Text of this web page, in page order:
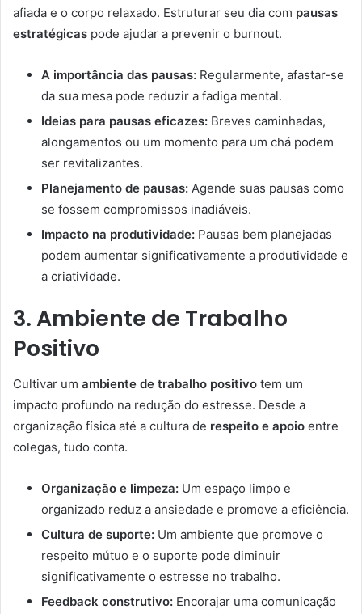
afiada e o corpo relaxado. Estruturar seu dia com pausas
estratégicas pode ajudar a prevenir o burnout.
A importância das pausas: Regularmente, afastar-se
da sua mesa pode reduzir a fadiga mental.
Ideias para pausas eficazes: Breves caminhadas,
alongamentos ou um momento para um chá podem
ser revitalizantes.
Planejamento de pausas: Agende suas pausas como
se fossem compromissos inadiáveis.
Impacto na produtividade: Pausas bem planejadas
podem aumentar significativamente a produtividade e
a criatividade.
3. Ambiente de Trabalho
Positivo
Cultivar um ambiente de trabalho positivo tem um
impacto profundo na redução do estresse. Desde a
organização física até a cultura de respeito e apoio entre
colegas, tudo conta.
Organização e limpeza: Um espaço limpo e
organizado reduz a ansiedade e promove a eficiência.
Cultura de suporte: Um ambiente que promove o
respeito mútuo e o suporte pode diminuir
significativamente o estresse no trabalho.
Feedback construtivo: Encorajar uma comunicação